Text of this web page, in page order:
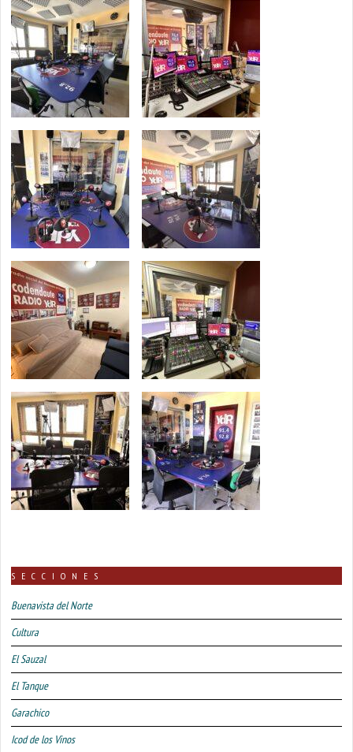
SECCIONES
Buenavista del Norte
Cultura
El Sauzal
El Tanque
Garachico
Icod de los Vinos